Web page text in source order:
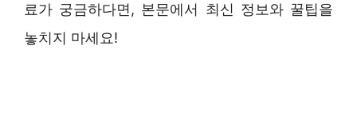
료가 궁금하다면, 본문에서 최신 정보와 꿀팁을
놓치지 마세요!